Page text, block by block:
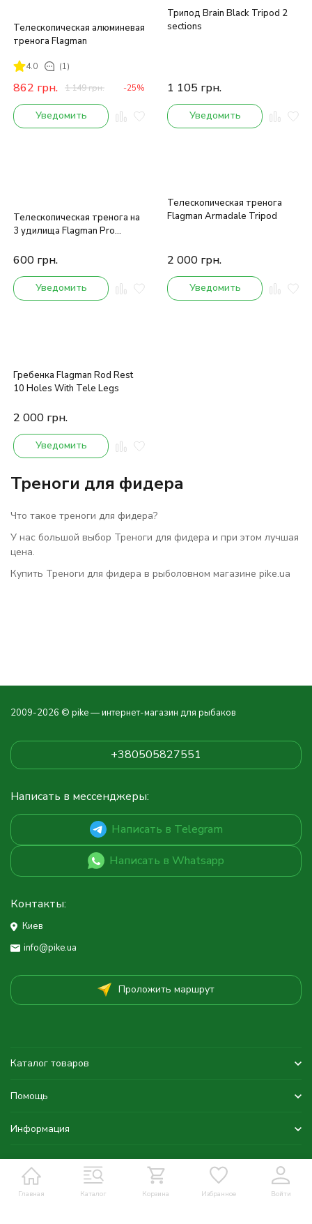
Телескопическая алюминевая
тренога Flagman
4.0 (1)
862 грн. 1 149грн. -25%
Уведомить
Трипод Brain Black Tripod 2
sections
1 105 грн.
Уведомить
Телескопическая тренога на
3 удилища Flagman Pro
600 грн.
Уведомить
Телескопическая тренога
Flagman Armadale Tripod
2 000 грн.
Уведомить
Гребенка Flagman Rod Rest
10 Holes With Tele Legs
2 000 грн.
Уведомить
Треноги для фидера
Что такое треноги для фидера?
У нас большой выбор Треноги для фидера и при этом лучшая
цена.
Купить Треноги для фидера в рыболовном магазине pike.ua
Главная Каталог Корзина Избранное Войти
2009-2026 © pike — интернет-магазин для рыбаков
+380505827551
Написать в мессенджеры:
Написать в Telegram
Написать в Whatsapp
Контакты:
Киев
info@pike.ua
Проложить маршрут
Каталог товаров
Помощь
Информация